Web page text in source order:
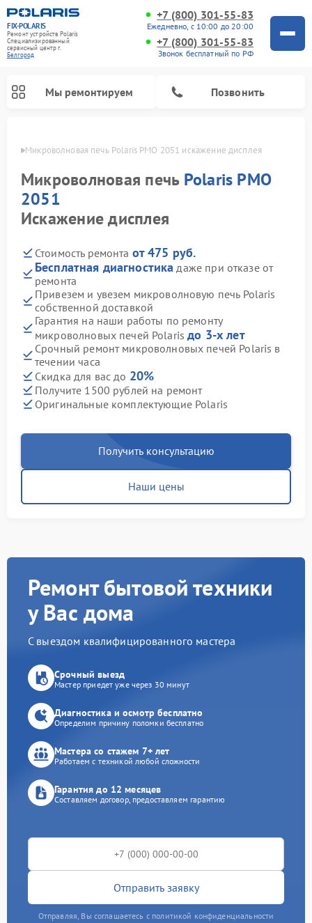
FIX-POLARIS
Ремонт устройств Polaris
Специализированный
cервисный центр г.
Белгород
+7 (800) 301-55-83
Ежедневно, с 10:00 до 20:00
+7 (800) 301-55-83
Звонок бесплатный по РФ
Мы ремонтируем Позвонить
Микроволновая печь Polaris PMO 2051 искажение дисплея
Микроволновая печь Polaris PMO
2051
Искажение дисплея
Стоимость ремонта от 475 руб.
Бесплатная диагностика даже при отказе от
ремонта
Привезем и увезем микроволновую печь Polaris
собственной доставкой
Гарантия на наши работы по ремонту
микроволновых печей Polarisдо 3-х лет
Срочный ремонт микроволновых печей Polaris в
течении часа
Скидка для вас до 20%
Получите 1500 рублей на ремонт
Оригинальные комплектующие Polaris
Получить консультацию
Наши цены
Ремонт бытовой техники
у Вас дома
С выездом квалифицированного мастера
Срочный выезд
Мастер приедет уже через 30 минут
Диагностика и осмотр бесплатно
Определим причину поломки бесплатно
Мастера со стажем 7+ лет
Работаем с техникой любой сложности
Гарантия до 12 месяцев
Составляем договор, предоставляем гарантию
Отправить заявку
Отправляя, Вы соглашаетесь с политикой конфиденциальности